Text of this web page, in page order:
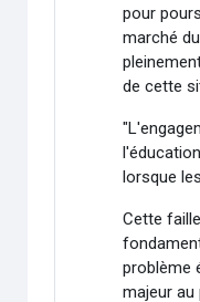
pour
marché
de cette
lorsque
Cette
problème
majeur